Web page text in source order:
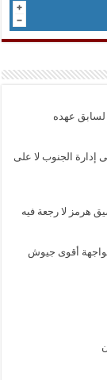
لسابق عهده
إدارة الجنوب لا على
هرمز لا رجعة فيه
مواجهة أقوى جيوش